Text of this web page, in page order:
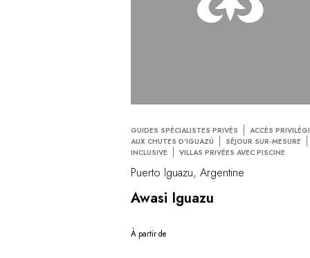
GUIDES SPÉCIALISTES PRIVÉS
ACCÈS
AUX CHUTES D'IGUAZÚ
SÉJOUR SUR-MESURE
INCLUSIVE
VILLAS PRIVÉES AVEC PISCINE
Puerto Iguazu, Argentine
Awasi Iguazu
À partir de